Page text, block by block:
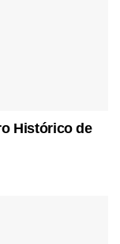
Histórico de